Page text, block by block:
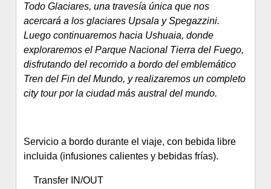
Todo Glaciares, una travesía única que nos
acercará a los glaciares Upsala y Spegazzini.
Luego continuaremos hacia Ushuaia, donde
exploraremos el Parque Nacional Tierra del Fuego,
disfrutando del recorrido a bordo del emblemático
Tren del Fin del Mundo, y realizaremos un completo
city tour por la ciudad más austral del mundo.
Servicio a bordo durante el viaje, con bebida libre
incluida (infusiones calientes y bebidas frías).
Transfer IN/OUT